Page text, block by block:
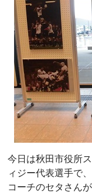
今日は秋田市役所
ィジー代表選手で
コーチのセタさん